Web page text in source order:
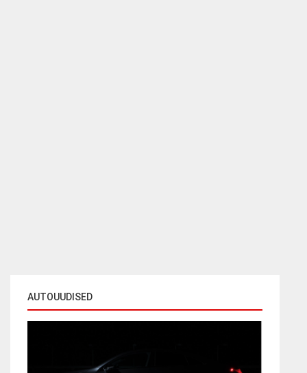
AUTOUUDISED